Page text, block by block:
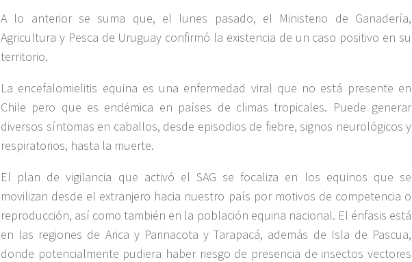
A lo anterior se suma que, el lunes pasado, el Ministerio de Ganadería,
Agricultura y Pesca de Uruguay confirmó la existencia de un caso positivo en su
territorio.
La encefalomielitis equina es una enfermedad viral que no está presente en
Chile pero que es endémica en países de climas tropicales. Puede generar
diversos síntomas en caballos, desde episodios de fiebre, signos neurológicos y
respiratorios, hasta la muerte.
El plan de vigilancia que activó el SAG se focaliza en los equinos que se
movilizan desde el extranjero hacia nuestro país por motivos de competencia o
reproducción, así como también en la población equina nacional. El énfasis está
en las regiones de Arica y Parinacota y Tarapacá, además de Isla de Pascua,
donde potencialmente pudiera haber riesgo de presencia de insectos vectores